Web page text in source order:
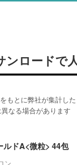
ンロードで
もとに弊社が集計し
なる場合があります
ルドA<微粒> 44包